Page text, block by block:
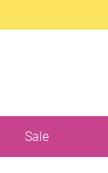
Sale